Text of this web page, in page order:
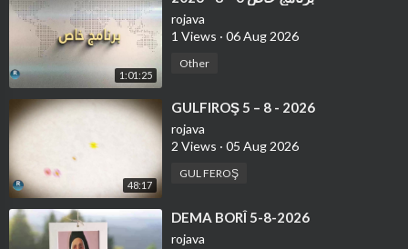
1:01:25
rojava
1 Views · 06 Aug 2026
Other
48:17
⁣GULFIROŞ 5 – 8 - 2026
rojava
2 Views · 05 Aug 2026
GUL FEROŞ
⁣DEMA BORÎ 5-8-2026
rojava